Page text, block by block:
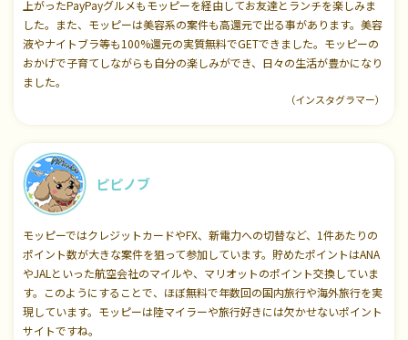
上がったPayPayグルメもモッピーを経由してお友達とランチを楽しみま
した。また、モッピーは美容系の案件も高還元で出る事があります。美容
液やナイトブラ等も100%還元の実質無料でGETできました。モッピーの
おかげで子育てしながらも自分の楽しみができ、日々の生活が豊かになり
ました。
（インスタグラマー）
ピピノブ
モッピーではクレジットカードやFX、新電力への切替など、1件あたりの
ポイント数が大きな案件を狙って参加しています。貯めたポイントはANA
やJALといった航空会社のマイルや、マリオットのポイント交換していま
す。このようにすることで、ほぼ無料で年数回の国内旅行や海外旅行を実
現しています。モッピーは陸マイラーや旅行好きには欠かせないポイント
サイトですね。